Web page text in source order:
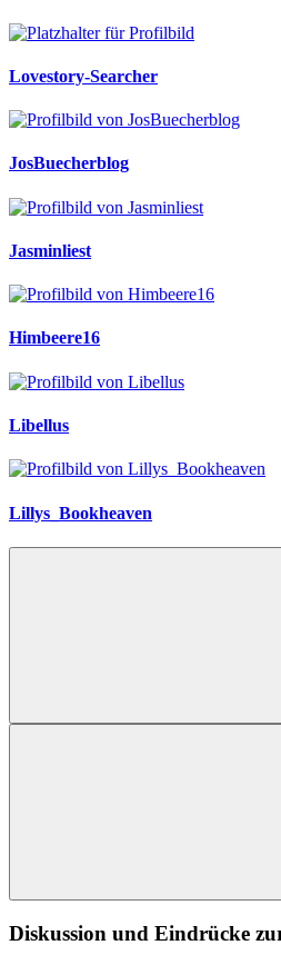
Lovestory-Searcher
JosBuecherblog
Jasminliest
Himbeere16
Libellus
Lillys_Bookheaven
Diskussion und Eindrücke